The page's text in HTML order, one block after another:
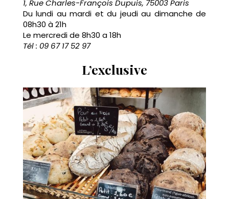
1, Rue Charles-François Dupuis, 75003 Paris
Du lundi au mardi et du jeudi au dimanche de
08h30 à 21h
Le mercredi de 8h30 a 18h
Tél : 09 67 17 52 97
L’exclusive